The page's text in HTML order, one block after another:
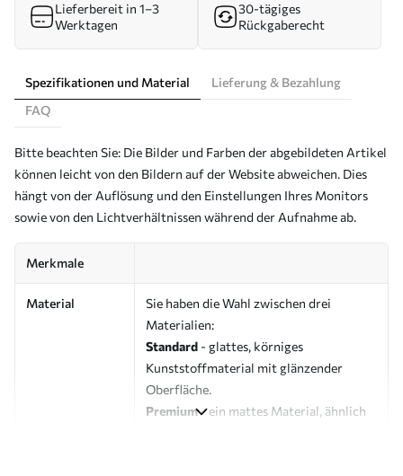
Lieferbereit in 1–3
Werktagen
30-tägiges
Rückgaberecht
Spezifikationen und Material
Lieferung & Bezahlung
FAQ
Bitte beachten Sie: Die Bilder und Farben der abgebildeten Artikel
können leicht von den Bildern auf der Website abweichen. Dies
hängt von der Auflösung und den Einstellungen Ihres Monitors
sowie von den Lichtverhältnissen während der Aufnahme ab.
Merkmale
Material
Sie haben die Wahl zwischen drei
Materialien:
Standard - glattes, körniges
Kunststoffmaterial mit glänzender
Oberfläche.
Premium- ein mattes Material, ähnlich